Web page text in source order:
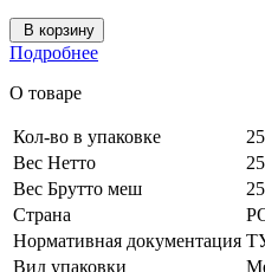
В корзину
Подробнее
О товаре
Кол-во в упаковке
Вес Нетто
Вес Брутто меш
Страна
Нормативная документация
Вид упаковки